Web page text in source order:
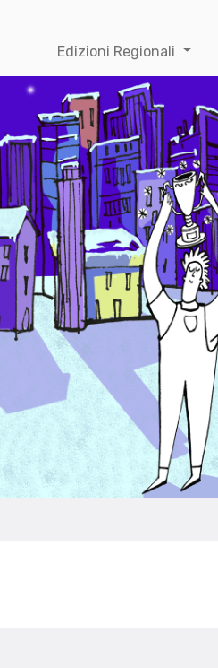
Edizioni Regionali